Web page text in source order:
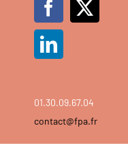
Facebook
X
LinkedIn
01.30.09.67.04
contact@fpa.fr